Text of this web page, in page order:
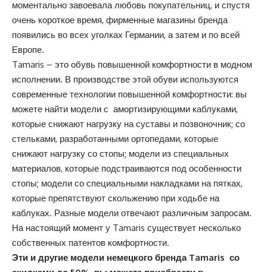
моментально завоевала любовь покупательниц, и спустя
очень короткое время, фирменные магазины бренда
появились во всех уголках Германии, а затем и по всей
Европе.
Tamaris – это обувь повышенной комфортности в модном
исполнении. В производстве этой обуви используются
современные технологии повышенной комфортности: вы
можете найти модели с амортизирующими каблуками,
которые снижают нагрузку на суставы и позвоночник; со
стельками, разработанными ортопедами, которые
снижают нагрузку со стопы; модели из специальных
материалов, которые подстраиваются под особенности
стопы; модели со специальными накладками на пятках,
которые препятствуют скольжению при ходьбе на
каблуках. Разные модели отвечают различным запросам.
На настоящий момент у Tamaris существует несколько
собственных патентов комфортности.
Эти и другие модели немецкого бренда Tamaris со